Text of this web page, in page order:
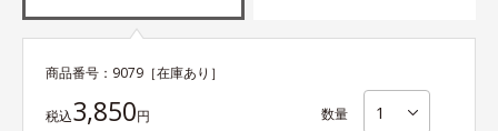
商品番号： 9079 ［在庫あり］
税込3,850円 数量